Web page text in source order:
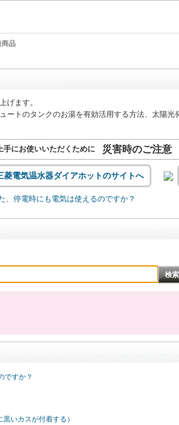
品
げます。
ートのタンクのお湯を有効活用する方法、太陽
手にお使いいただくために 災害時のご注意
、停電時にも電気は使えるのですか？
ですか？
いカスが付着する）